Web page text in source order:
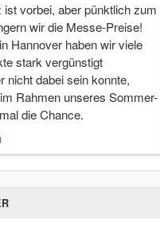
ist vorbei, aber pünktlich zum
wir die Messe-Preise!
Hannover haben wir viele
stark vergünstigt
nicht dabei sein konnte,
Rahmen unseres Sommer-
die Chance.